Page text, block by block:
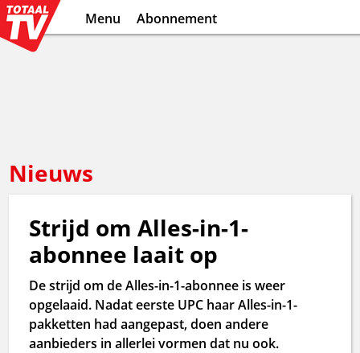
Menu Abonnement
Nieuws
Strijd om Alles-in-1-
abonnee laait op
De strijd om de Alles-in-1-abonnee is weer
opgelaaid. Nadat eerste UPC haar Alles-in-1-
pakketten had aangepast, doen andere
aanbieders in allerlei vormen dat nu ook.